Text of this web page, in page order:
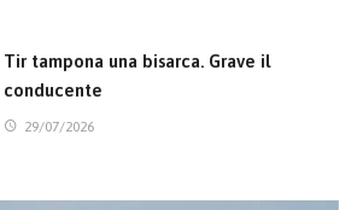
Tir tampona una bisarca. Grave il
conducente
29/07/2026